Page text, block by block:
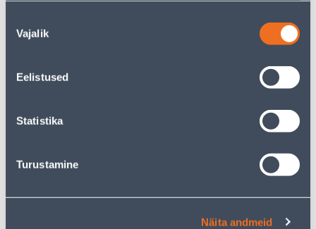
valik
Vajalik
Eelistused
Statistika
Turustamine
Näita andmeid
Спецификация